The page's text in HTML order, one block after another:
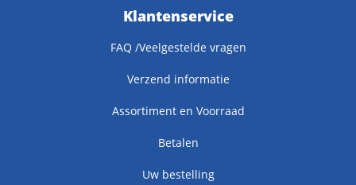
Klantenservice
FAQ /Veelgestelde vragen
Verzend informatie
Assortiment en Voorraad
Betalen
Uw bestelling